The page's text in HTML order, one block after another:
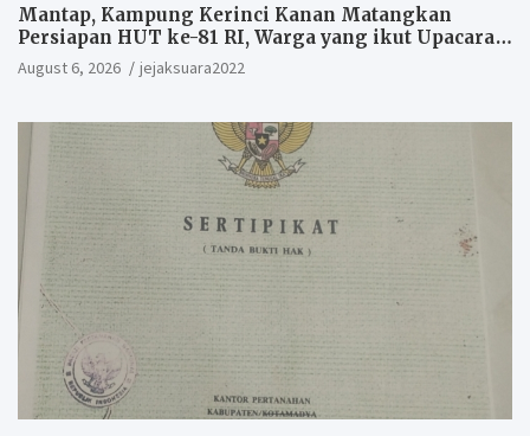
Mantap, Kampung Kerinci Kanan Matangkan
Persiapan HUT ke-81 RI, Warga yang ikut Upacara
Berkesempatan Raih Hadiah
August 6, 2026 jejaksuara2022